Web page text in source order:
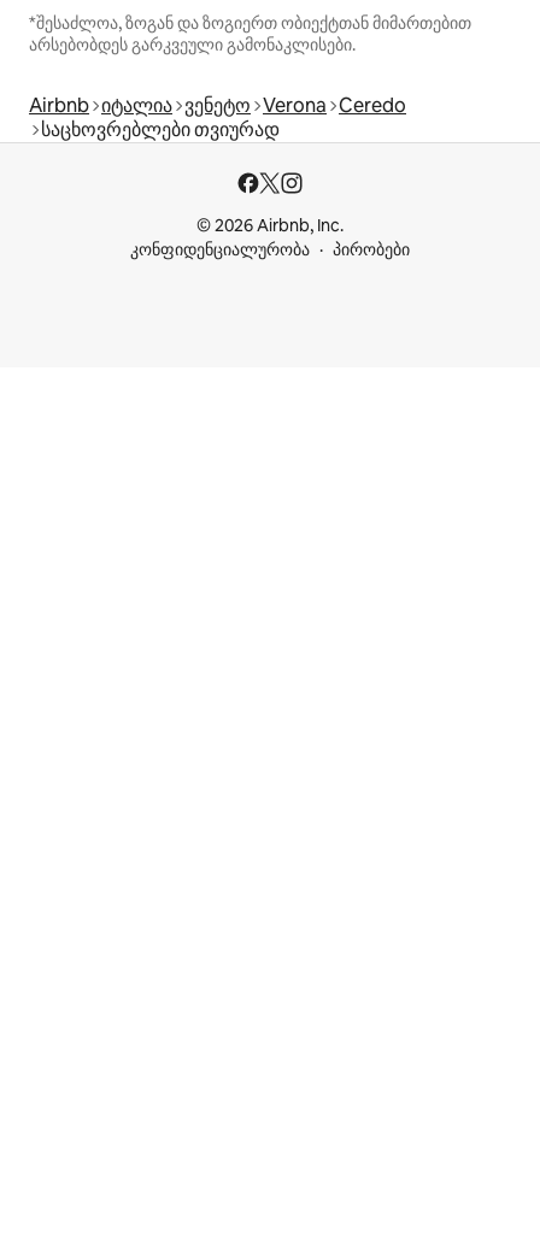
*შესაძლოა, ზოგან და ზოგიერთ ობიექტთან მიმართებით
არსებობდეს გარკვეული გამონაკლისები.
Airbnb იტალია ვენეტო Verona Ceredo
საცხოვრებლები თვიურად
© 2026 Airbnb, Inc.
კონფიდენციალურობა
პირობები